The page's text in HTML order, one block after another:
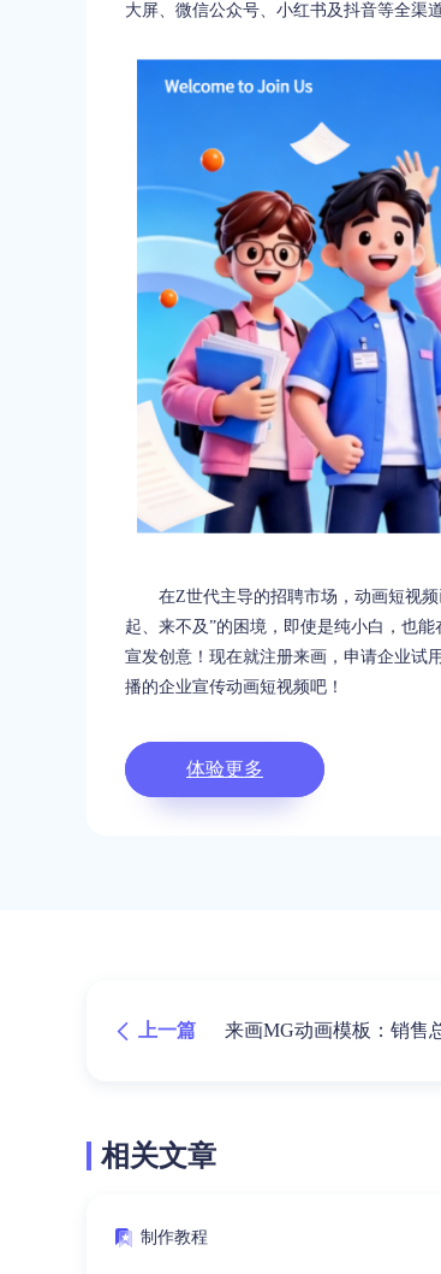
大屏、微信公众号、小红书及抖音等全渠道
在Z世代主导的招聘市场，动画短视
起、来不及”的困境，即使是纯小白，也
宣发创意！现在就注册来画，申请企业试
播的企业宣传动画短视频吧！
体验更多
上一篇 来画MG动画模板：销售
相关文章
制作教程